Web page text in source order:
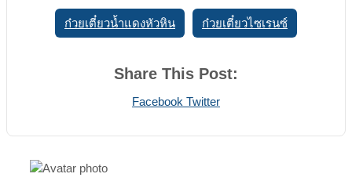
ก๋วยเตี๋ยวน้ำแดงหัวหิน ก๋วยเตี๋ยวไซเรนซ์
Share This Post:
Facebook TwitterPrint
Share
Email